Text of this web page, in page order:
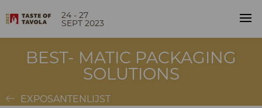
24 - 27
SEPT 2023
BEST- MATIC PACKAGING
SOLUTIONS
EXPOSANTENLIJST